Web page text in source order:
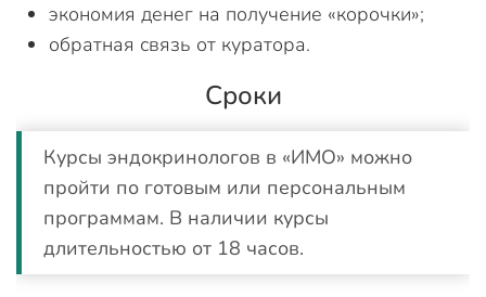
экономия денег на получение «корочки»;
обратная связь от куратора.
Сроки
Курсы эндокринологов в «ИМО» можно
пройти по готовым или персональным
программам. В наличии курсы
длительностью от 18 часов.